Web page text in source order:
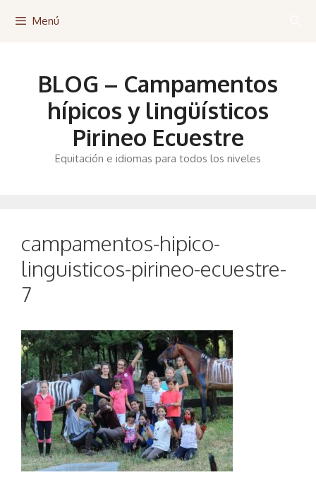
Menú
BLOG – Campamentos
hípicos y lingüísticos
Pirineo Ecuestre
Equitación e idiomas para todos los niveles
campamentos-hipico-
linguisticos-pirineo-ecuestre-
7